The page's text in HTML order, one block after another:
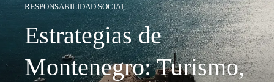
RESPONSABILIDAD SOCIAL
Estrategias de
Montenegro: Turismo,